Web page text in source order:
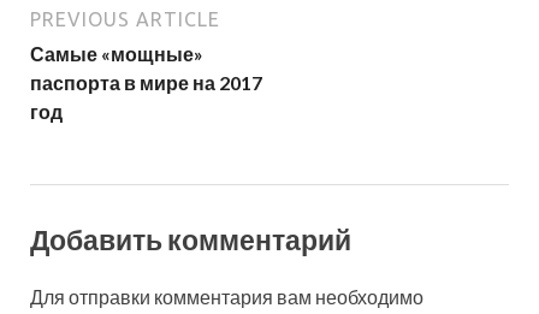
PREVIOUS ARTICLE
Самые «мощные»
паспорта в мире на 2017
год
Добавить комментарий
Для отправки комментария вам необходимо